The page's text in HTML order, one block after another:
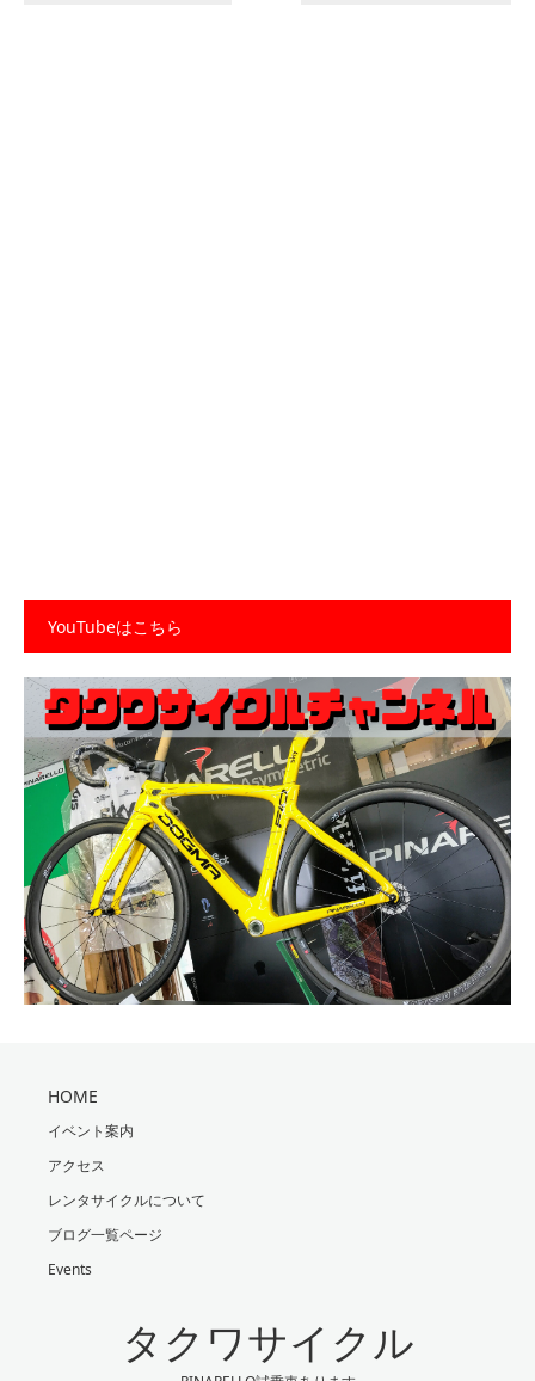
YouTubeはこちら
HOME
イベント案内
アクセス
レンタサイクルについて
ブログ一覧ページ
Events
タクワサイクル